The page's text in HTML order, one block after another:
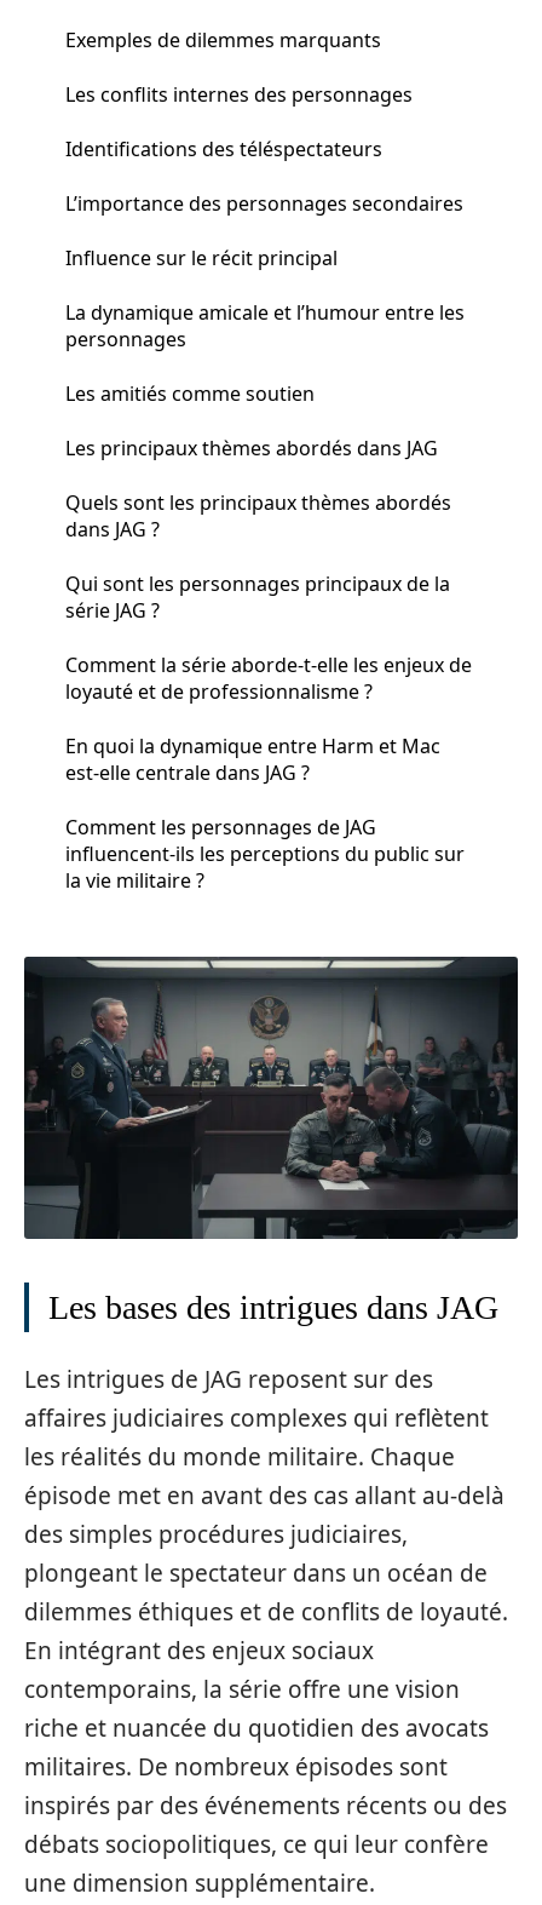
Exemples de dilemmes marquants
Les conflits internes des personnages
Identifications des téléspectateurs
L’importance des personnages secondaires
Influence sur le récit principal
La dynamique amicale et l’humour entre les
personnages
Les amitiés comme soutien
Les principaux thèmes abordés dans JAG
Quels sont les principaux thèmes abordés
dans JAG ?
Qui sont les personnages principaux de la
série JAG ?
Comment la série aborde-t-elle les enjeux de
loyauté et de professionnalisme ?
En quoi la dynamique entre Harm et Mac
est-elle centrale dans JAG ?
Comment les personnages de JAG
influencent-ils les perceptions du public sur
la vie militaire ?
Les bases des intrigues dans JAG
Les intrigues de JAG reposent sur des
affaires judiciaires complexes qui reflètent
les réalités du monde militaire. Chaque
épisode met en avant des cas allant au-delà
des simples procédures judiciaires,
plongeant le spectateur dans un océan de
dilemmes éthiques et de conflits de loyauté.
En intégrant des enjeux sociaux
contemporains, la série offre une vision
riche et nuancée du quotidien des avocats
militaires. De nombreux épisodes sont
inspirés par des événements récents ou des
débats sociopolitiques, ce qui leur confère
une dimension supplémentaire.